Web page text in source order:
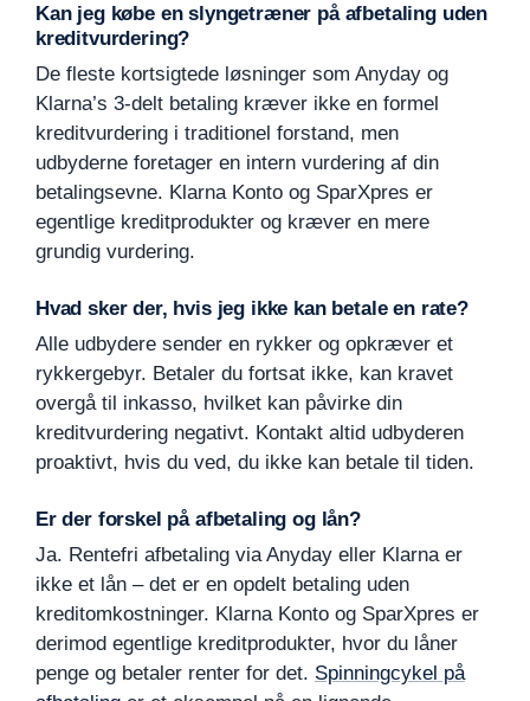
Kan jeg købe en slyngetræner på afbetaling uden
kreditvurdering?
De fleste kortsigtede løsninger som Anyday og
Klarna’s 3-delt betaling kræver ikke en formel
kreditvurdering i traditionel forstand, men
udbyderne foretager en intern vurdering af din
betalingsevne. Klarna Konto og SparXpres er
egentlige kreditprodukter og kræver en mere
grundig vurdering.
Hvad sker der, hvis jeg ikke kan betale en rate?
Alle udbydere sender en rykker og opkræver et
rykkergebyr. Betaler du fortsat ikke, kan kravet
overgå til inkasso, hvilket kan påvirke din
kreditvurdering negativt. Kontakt altid udbyderen
proaktivt, hvis du ved, du ikke kan betale til tiden.
Er der forskel på afbetaling og lån?
Ja. Rentefri afbetaling via Anyday eller Klarna er
ikke et lån – det er en opdelt betaling uden
kreditomkostninger. Klarna Konto og SparXpres er
derimod egentlige kreditprodukter, hvor du låner
penge og betaler renter for det. Spinningcykel på